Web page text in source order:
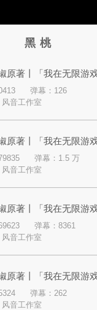
黑桃
原著丨「我在无限游
端午节福利音 · 黑桃
弹幕：126
风音工作室
原著丨「我在无限游
第九集 · 纪念品
弹幕：1.5 万
风音工作室
原著丨「我在无限游
第五集 · 纸鬼桥
弹幕：8361
风音工作室
原著丨「我在无限游
五一劳动节 · 黑桃
弹幕：262
风音工作室